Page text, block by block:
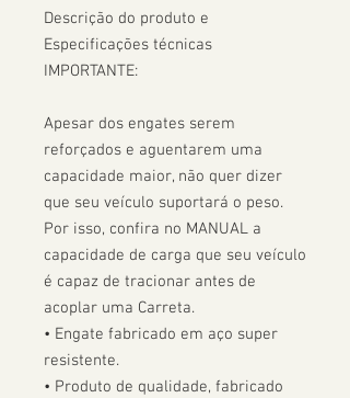
Descrição do produto e
Especificações técnicas
IMPORTANTE:
Apesar dos engates serem
reforçados e aguentarem uma
capacidade maior, não quer dizer
que seu veículo suportará o peso.
Por isso, confira no MANUAL a
capacidade de carga que seu veículo
é capaz de tracionar antes de
acoplar uma Carreta.
• Engate fabricado em aço super
resistente.
• Produto de qualidade, fabricado